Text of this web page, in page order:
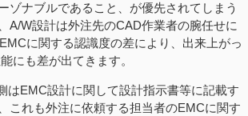
ゾナブルであること、が優先されてしまう
A/W設計は外注先のCAD作業者の腕任せに
に関する認識度の差により、出来上がっ
にも差が出てきます。
はEMC設計に関して設計指示書等に記載す
これも外注に依頼する担当者のEMCに関す